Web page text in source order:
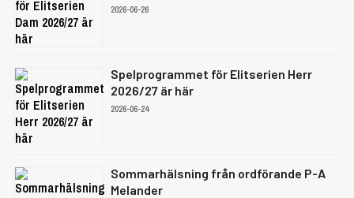
2026-06-26
Spelprogrammet för Elitserien Herr
2026/27 är här
2026-06-24
Sommarhälsning från ordförande P-A
Melander